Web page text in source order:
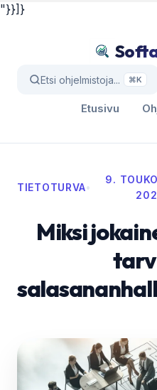
"}}]}
Etsi ohjelmistoja... ⌘K
Etusivu
TIETOTURVA•
9.
Miksi